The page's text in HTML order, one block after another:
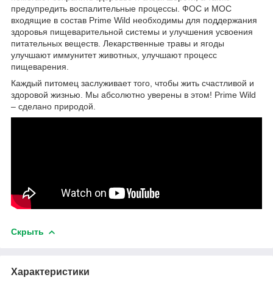
предупредить воспалительные процессы. ФОС и МОС
входящие в состав Prime Wild необходимы для поддержания
здоровья пищеварительной системы и улучшения усвоения
питательных веществ. Лекарственные травы и ягоды
улучшают иммунитет животных, улучшают процесс
пищеварения.
Каждый питомец заслуживает того, чтобы жить счастливой и
здоровой жизнью. Мы абсолютно уверены в этом! Prime Wild
– сделано природой.
Скрыть
Характеристики